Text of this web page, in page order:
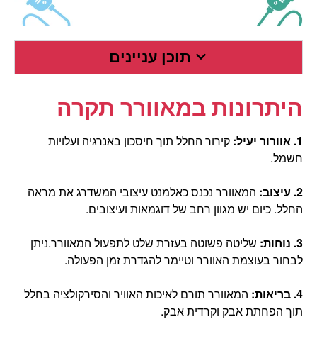
תוכן עניינים
היתרונות במאוורר תקרה
1. אוורור יעיל:
קירור החלל תוך חיסכון באנרגיה ועלויות
חשמל.
2. עיצוב:
המאוורר נכנס כאלמנט עיצובי המשדרג את מראה
החלל. כיום יש מגוון רחב של דוגמאות ועיצובים.
3. נוחות:
שליטה פשוטה בעזרת שלט לתפעול המאוורר.ניתן
לבחור בעוצמת האוורר וטיימר להגדרת זמן הפעולה.
4. בריאות:
המאוורר תורם לאיכות האוויר והסירקולציה בחלל
תוך הפחתת אבק וקרדית אבק.